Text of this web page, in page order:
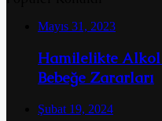
Mayıs 31, 2023
Hamilelikte Alkol
Bebeğe Zararları
Şubat 19, 2024